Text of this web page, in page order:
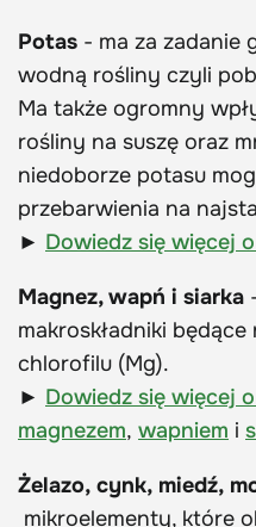
Potas - ma za zadanie
wodną rośliny czyli
Ma także ogromny
rośliny na suszę oraz
niedoborze potasu
przebarwienia na
► Dowiedz się więcej
Magnez, wapń i siarka
makroskładniki będące
chlorofilu (Mg).
► Dowiedz się więcej
magnezem, wapniem i
Żelazo, cynk, miedź,
mikroelementy, które